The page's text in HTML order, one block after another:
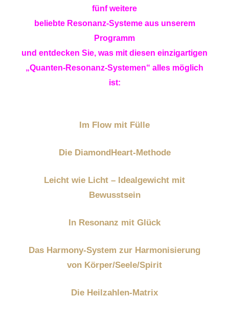
fünf weitere
beliebte Resonanz-Systeme aus unserem
Programm
und entdecken Sie, was mit diesen einzigartigen
„Quanten-Resonanz-Systemen“ alles möglich
ist:
Im Flow mit Fülle
Die DiamondHeart-Methode
Leicht wie Licht – Idealgewicht mit
Bewusstsein
In Resonanz mit Glück
Das Harmony-System zur Harmonisierung
von Körper/Seele/Spirit
Die Heilzahlen-Matrix